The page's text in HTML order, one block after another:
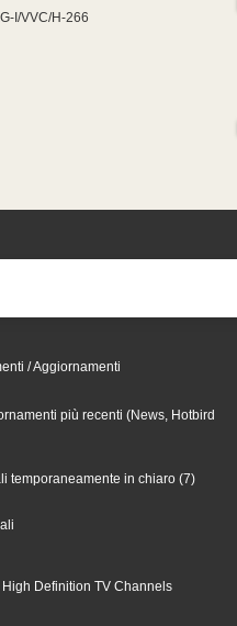
I/VVC/H-266
/ Aggiornamenti
più recenti (News, Hotbird
temporaneamente in chiaro (7)
Definition TV Channels